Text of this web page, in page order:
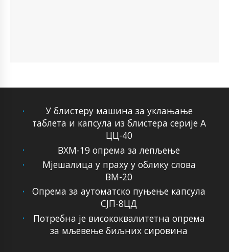
У блистеру машина за уклањање
таблета и капсула из блистера серије А
ЦЦ-40
ВХМ-19 опрема за лепљење
Мјешалица у праху у облику слова
ВМ-20
Опрема за аутоматско пуњење капсула
СЈП-8ЦД
Потребна је висококвалитетна опрема
за мљевење биљних сировина